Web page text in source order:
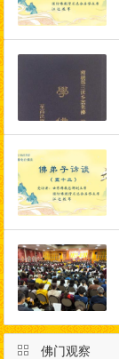
佛门观察